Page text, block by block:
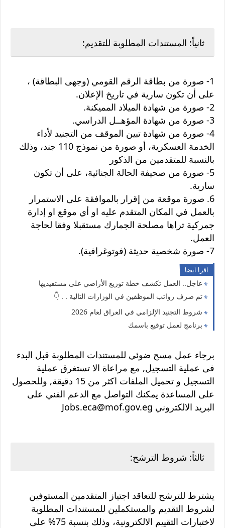
ثانياً: المستندات المطلوبة للتقديم:
1- صورة من بطاقة الرقم القومي (وجهى البطاقة) ،
على أن تكون سارية في تاريخ الإعلان.
2- صورة من شهادة الميلاد المميكنة.
3- صورة من شهادة المؤهــل الدراسي.
4- صورة من شهادة تبين الموقف من التجنيد لأداء
الخدمة العسكرية، أو صورة من نموذج 110 جند، وذلك
بالنسبة للمتقدمين من الذكور
5- صورة من صحيفة الحالة الجنائية، على أن تكون
سارية.
6. صورة موقعة من إقرار بالموافقة على الاستمرار
بالعمل في المكان المتقدم عليه او أي موقع او إدارة
جمركية تراها مصلحة الجمارك مستقبلا وفقا لحاجة
العمل.
7- صورة شخصية حديثة (فوتوغرافية).
اقرا ايضا
عاجل.. العمل تكشف خطة توزيع الأراضي على مستفيديها
تم صرف رواتب الموظفين في الوزارات التالية . . 👇
شروط التجنيد الإلزامي في العراق لعام 2026
برنامج لعمل توقيع باسمك
برجاء عمل مسح ضوئي للمستندات المطلوبة قبل البدء
فى عملية التسجيل, مع مراعاة الا تستغرق عملية
التسجيل و تحميل الملفات اكثر من 15 دقيقة, وللحصول
على المساعدة يمكنك التواصل مع الدعم الفني على
البريد الالكتروني Jobs.eca@mof.gov.eg
ثالثاً: شروط الترشح:
يشترط للترشح للتعاقد اجتياز المتقدمين المستوفين
لشروط التقديم والمستكملين للمستندات المطلوبة
لاختبارات التقييم الالكترونية، وذلك بنسبة 75% على